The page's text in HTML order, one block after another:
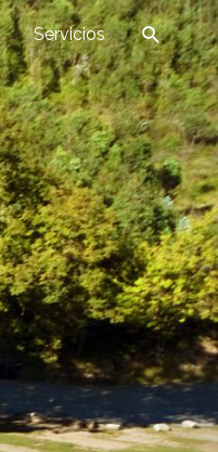
Servicios